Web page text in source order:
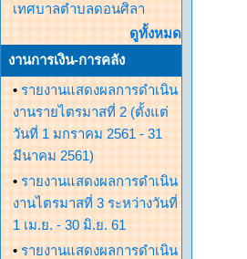
เทศบาลตำบลดอนศิลา
ดูทั้งหมด
งานการเงิน-การคลัง
• รายงานแสดงผลการดำเนิน
งานรายไตรมาสที่ 2 (ตั้งแต่
วันที่ 1 มกราคม 2561 - 31
มีนาคม 2561)
• รายงานแสดงผลการดำเนิน
งานไตรมาสที่ 3 ระหว่างวันที่
1 เม.ย. - 30 มิ.ย. 61
• รายงานแสดงผลการดำเนิน